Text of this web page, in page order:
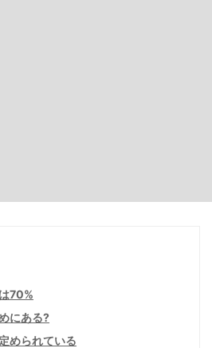
70%
にある?
められている